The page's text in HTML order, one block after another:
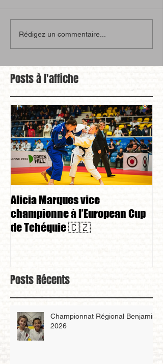
Rédigez un commentaire...
Posts à l'affiche
Alicia Marques vice
championne à l’European Cup
de Tchéquie 🇨🇿
Posts Récents
Championnat Régional Benjamin
2026